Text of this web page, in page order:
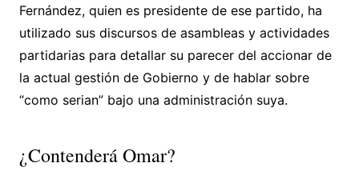
Fernández, quien es presidente de ese partido, ha
utilizado sus discursos de asambleas y actividades
partidarias para detallar su parecer del accionar de
la actual gestión de Gobierno y de hablar sobre
“como serian” bajo una administración suya.
¿Contenderá Omar?